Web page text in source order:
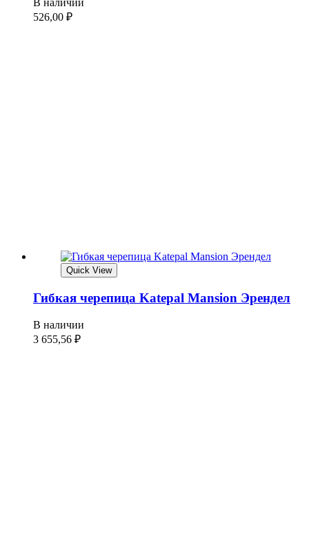
В наличии
526,00 ₽
Quick View
Гибкая черепица Katepal Mansion Эрендел
В наличии
3 655,56 ₽